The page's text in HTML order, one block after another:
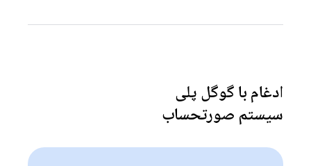
ادغام با گوگل پلی
سیستم صورتحساب